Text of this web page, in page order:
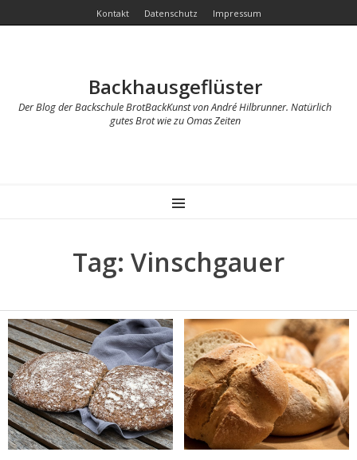
Kontakt Datenschutz Impressum
Backhausgeflüster
Der Blog der Backschule BrotBackKunst von André Hilbrunner. Natürlich
gutes Brot wie zu Omas Zeiten
MENU
Tag: Vinschgauer